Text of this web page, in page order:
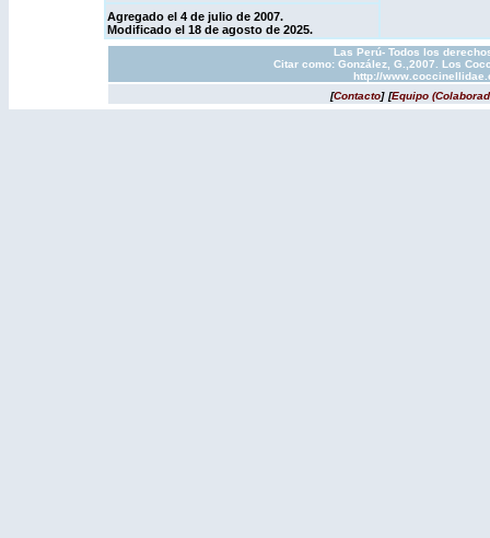
Agregado el 4 de julio de 2007.
Modificado el 18 de agosto de 2025.
Las Perú- Todos los
Citar como: González, G.,2007. Los
http://
[Contacto] [Equipo